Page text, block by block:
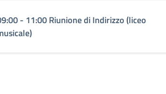
- 11:00 Riunione di Indirizzo (liceo